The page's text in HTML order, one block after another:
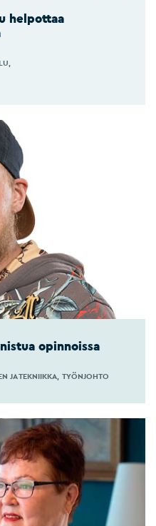
helpottaa
opinnoissa
JA TEKNIIKKA TYÖNJOHTO